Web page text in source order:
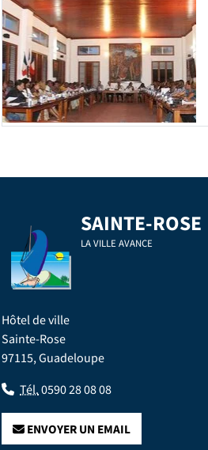
SAINTE-ROSE
LA VILLE AVANCE
Hôtel de ville
Sainte-Rose
97115, Guadeloupe
Tél.0590 28 08 08
ENVOYER UN EMAIL